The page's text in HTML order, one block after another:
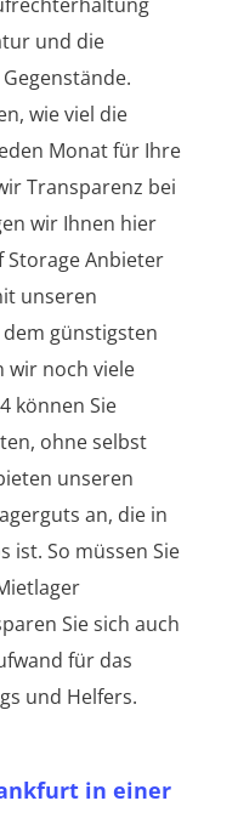
und die
wie viel die
Monat für Ihre
Transparenz bei
wir Ihnen hier
Storage Anbieter
unseren
wir noch viele
können Sie
ohne selbst
unseren
an, die in
Sie
Sie sich auch
für das
und Helfers.
in einer